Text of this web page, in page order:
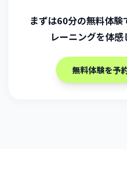
まずは60分の無料体験
レーニングを体感
無料体験を予